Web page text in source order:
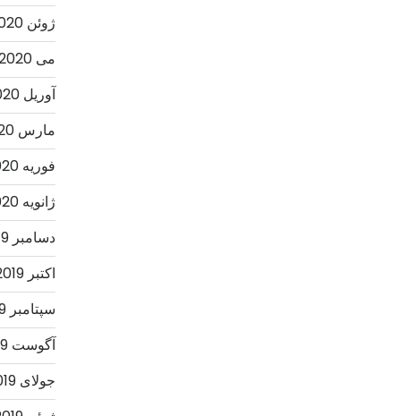
ژوئن 2020
می 2020
آوریل 2020
مارس 2020
فوریه 2020
ژانویه 2020
دسامبر 2019
اکتبر 2019
سپتامبر 2019
آگوست 2019
جولای 2019